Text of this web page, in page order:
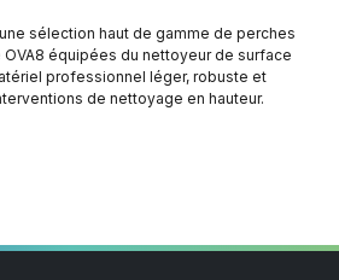
sélection haut de gamme de perches
équipées du nettoyeur de surface
professionnel léger, robuste et
de nettoyage en hauteur.